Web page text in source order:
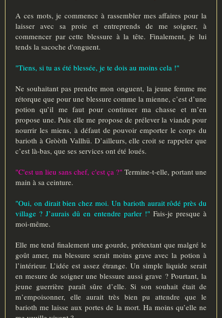
A ces mots, je commence à rassembler mes affaires pour la
laisser avec sa proie et entreprends de me soigner, à
commencer par cette blessure à la tête. Finalement, je lui
tends la sacoche d'onguent.
"Tiens, si tu as été blessée, je te dois au moins cela !"
Ne souhaitant pas prendre mon onguent, la jeune femme me
rétorque que pour une blessure comme la mienne, c’est d’une
potion qu’il me faut pour continuer ma chasse et m’en
propose une. Puis elle me propose de prélever la viande pour
nourrir les miens, à défaut de pouvoir emporter le corps du
barioth à Gròòth Vallhü. D’ailleurs, elle croit se rappeler que
c’est là-bas, que ses services ont été loués.
"C'est un lieu sans chef, c'est ça ?" Termine-t-elle, portant une
main à sa ceinture.
"Oui, on dirait bien chez moi. Un barioth aurait rôdé près du
village ? J’aurais dû en entendre parler !" Fais-je presque à
moi-même.
Elle me tend finalement une gourde, prétextant que malgré le
goût amer, ma blessure serait moins grave avec la potion à
l’intérieur. L’idée est assez étrange. Un simple liquide serait
en mesure de soigner une blessure aussi grave ? Pourtant, la
jeune guerrière paraît sûre d’elle. Si son souhait était de
m’empoisonner, elle aurait très bien pu attendre que le
barioth me laisse aux portes de la mort. Ha moins qu’elle ne